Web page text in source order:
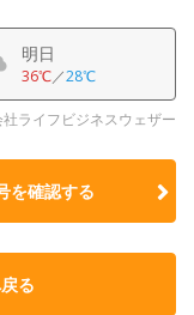
明日
36℃／28℃
ライフビジネスウェザー
を確認する
る